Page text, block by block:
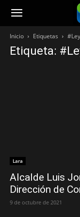
Noticias251
Inicio Etiquetas
Etiqueta:
Lara
Alcalde Luis
Dirección de
9 de octubre de 2021